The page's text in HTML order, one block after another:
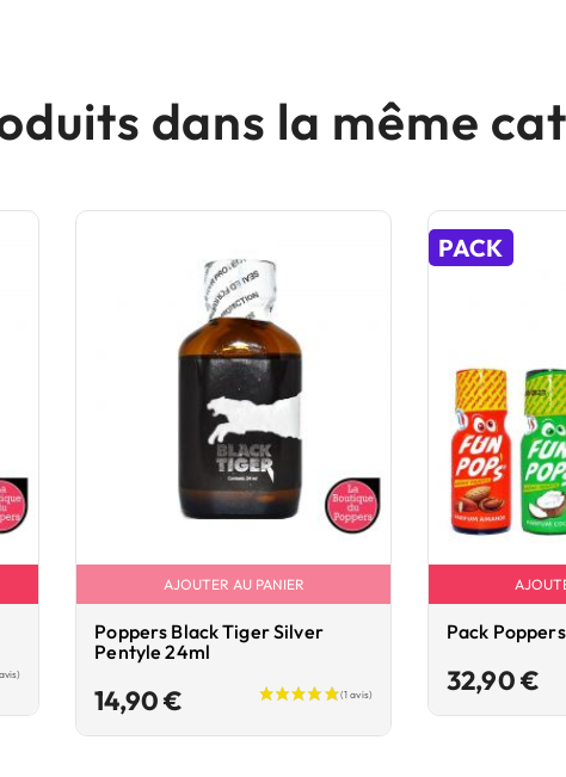
dans la même
AJOUTER AU PANIER
Poppers Black Tiger Silver
Pentyle 24ml
14,90 €
PACK
Pack
32,90 €Prix